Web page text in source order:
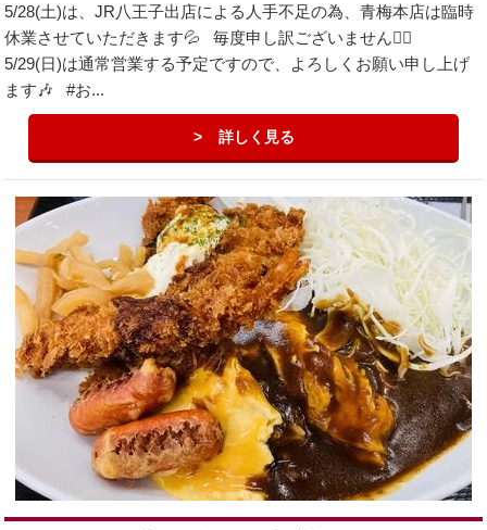
5/28(土)は、JR八王子出店による人手不足の為、青梅本店は臨時
休業させていただきます💦 毎度申し訳ございません🙇‍♂️
5/29(日)は通常営業する予定ですので、よろしくお願い申し上げ
ます🎶 #お...
詳しく見る